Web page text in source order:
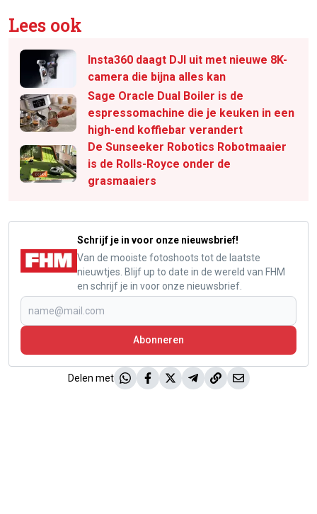
Lees ook
Insta360 daagt DJI uit met nieuwe 8K-
camera die bijna alles kan
Sage Oracle Dual Boiler is de
espressomachine die je keuken in een
high-end koffiebar verandert
De Sunseeker Robotics Robotmaaier
is de Rolls-Royce onder de
grasmaaiers
Schrijf je in voor onze nieuwsbrief!
Van de mooiste fotoshoots tot de laatste
nieuwtjes. Blijf up to date in de wereld van FHM
en schrijf je in voor onze nieuwsbrief.
Abonneren
Delen met